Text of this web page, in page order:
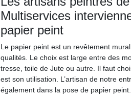
Multiservices
papier peint
Le papier peint est un revêtement
qualités. Le choix est large entre des
tresse, toile de Jute ou autre. Il faut
est son utilisation. L’artisan de notre
également dans la pose de papier